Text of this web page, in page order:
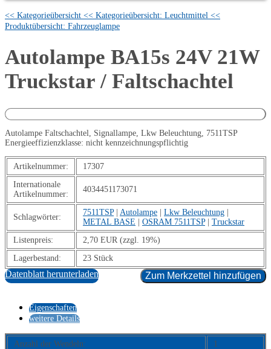
<< Kategorieübersicht << Kategorieübersicht: Leuchtmittel <<
Produktübersicht: Fahrzeuglampe
Autolampe BA15s 24V 21W
Truckstar / Faltschachtel
Autolampe Faltschachtel, Signallampe, Lkw Beleuchtung, 7511TSP
Energieeffizienzklasse: nicht kennzeichnungspflichtig
Artikelnummer:
17307
Internationale
Artikelnummer:
4034451173071
Schlagwörter:
7511TSP| Autolampe Lkw Beleuchtung
METAL BASE
OSRAM 7511TSP| Truckstar
Listenpreis:
2,70 EUR (zzgl. 19%)
Lagerbestand:
23 Stück
Datenblatt herunterladen Zum Merkzettel hinzufügen
Eigenschaften
weitere Details
Anzahl der Wendeln:
1